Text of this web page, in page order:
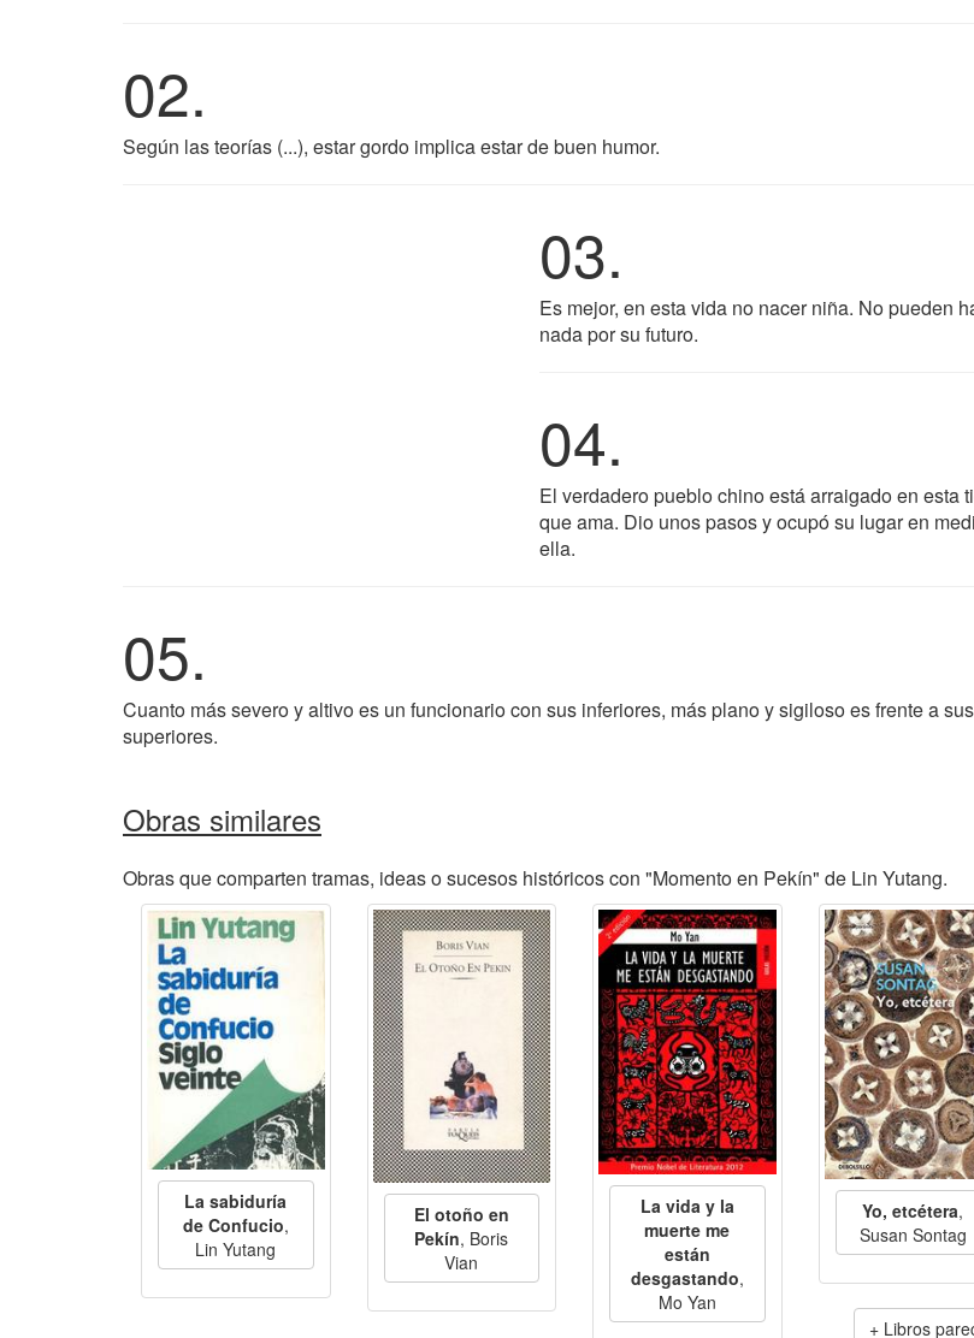
02.
Según las teorías (...), estar gordo implica estar de buen humor.
03.
Es mejor, en esta vida no nacer niña. No pueden
nada por su futuro.
04.
El verdadero pueblo chino está arraigado en esta
que ama. Dio unos pasos y ocupó su lugar en
ella.
05.
Cuanto más severo y altivo es un funcionario con sus inferiores, más plano y sigiloso es frente a sus
superiores.
Obras similares
Obras que comparten tramas, ideas o sucesos históricos con "Momento en Pekín" de Lin Yutang.
La sabiduría
de Confucio,
Lin Yutang
El otoño en
Pekín, Boris
Vian
La vida y la
muerte me
están
desgastando,
Mo Yan
Yo, etcétera,
Susan Sontag
Libros